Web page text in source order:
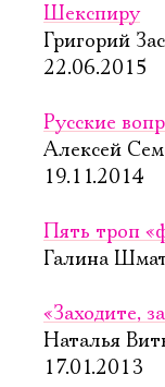
Шекспиру
Григорий
22.06.2015
Русские
Алексей
19.11.2014
Пять троп
Галина
«Заходите,
Наталья
17.01.2013